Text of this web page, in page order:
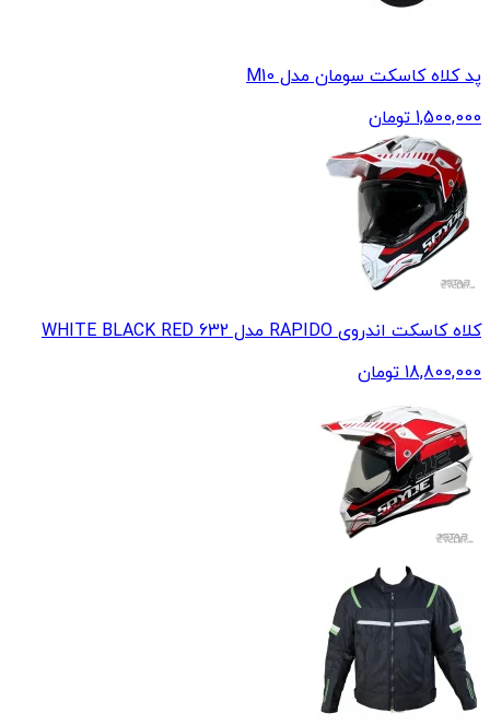
پد کلاه کاسکت سومان مدل M10
1,500,000 تومان
کلاه کاسکت اندروی RAPIDO مدل 632 WHITE BLACK RED
18,800,000 تومان